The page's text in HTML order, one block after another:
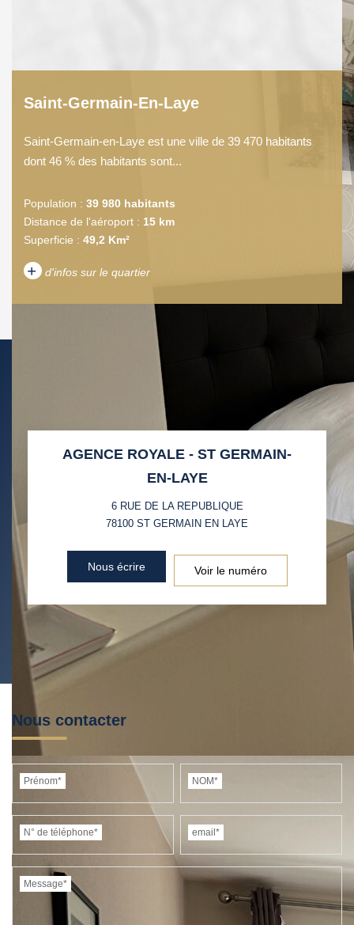
Saint-Germain-En-Laye
Saint-Germain-en-Laye est une ville de 39 470 habitants
dont 46 % des habitants sont...
Population : 39 980 habitants
Distance de l'aéroport : 15 km
Superficie : 49,2 Km²
+ d'infos sur le quartier
TAUX D'HABITATION
TAXE FONCIÈRE
PART DES MÉNAGES SANS
VOITURE
SUPERFICIE :
RÉSULTATS DES LYCÉES ECOLES ET CRÈCHES
RESTAURANTS ET CAFÉS COMMERCES
MÉDECINS
AGENCE ROYALE - ST GERMAIN-
EN-LAYE
6 RUE DE LA REPUBLIQUE
78100 ST GERMAIN EN LAYE
Nous écrire Voir le numéro
Nous contacter
Prénom* NOM*
N° de téléphone* email*
Message*